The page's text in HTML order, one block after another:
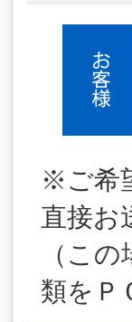
※ご希
直接お
（こ
類をＰ